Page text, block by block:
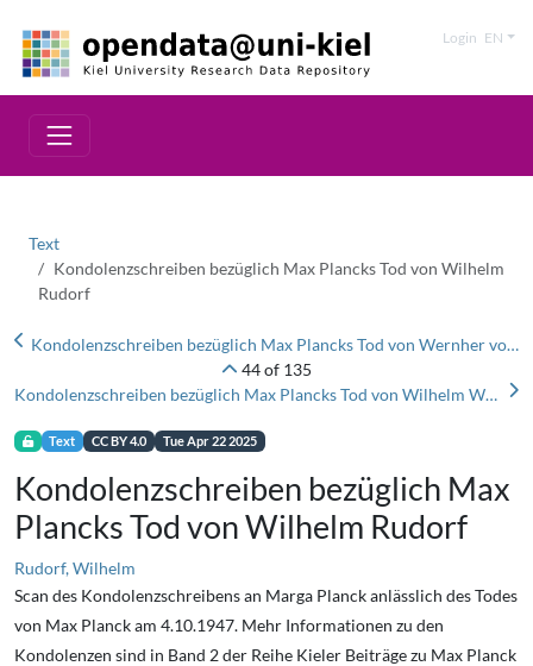
Login EN
Text
Kondolenzschreiben bezüglich Max Plancks Tod von Wilhelm
Rudorf
Kondolenzschreiben bezüglich Max Plancks Tod von Wernher von Braun
44 of 135
Kondolenzschreiben bezüglich Max Plancks Tod von Wilhelm Westphal
Text CC BY 4.0 Tue Apr 22 2025
Kondolenzschreiben bezüglich Max
Plancks Tod von Wilhelm Rudorf
Rudorf, Wilhelm
Scan des Kondolenzschreibens an Marga Planck anlässlich des Todes
von Max Planck am 4.10.1947. Mehr Informationen zu den
Kondolenzen sind in Band 2 der Reihe Kieler Beiträge zu Max Planck